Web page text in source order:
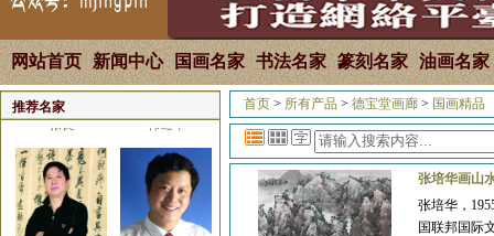
网站首页 新闻中心 国画名家 书法名家 篆刻名家 油画名家
推荐名家
张良 韩雄平
首页 > 所有产品 > 德宝堂画廊 > 国画精品
张培华画山
张培华，
国联邦国际